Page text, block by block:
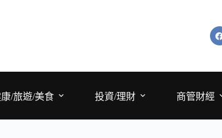
/旅遊/美食 投資/理財 商管財經